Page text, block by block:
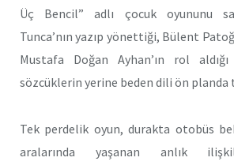
Üç Bencil” adlı çocuk oyununu
Tunca’nın yazıp yönettiği, Bülent
Mustafa Doğan Ayhan’ın rol
sözcüklerin yerine beden dili ön planda
Tek perdelik oyun, durakta otobüs
aralarında yaşanan anlık